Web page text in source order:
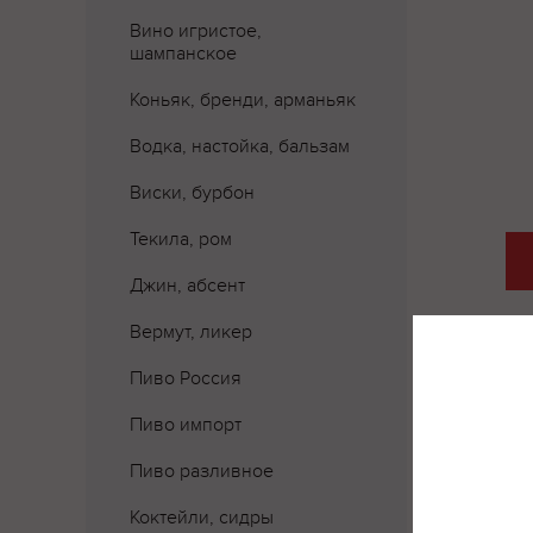
Вино игристое,
шампанское
Коньяк, бренди, арманьяк
Водка, настойка, бальзам
Виски, бурбон
Текила, ром
Джин, абсент
Вермут, ликер
Пиво Россия
Пиво импорт
Пиво разливное
Коктейли, сидры